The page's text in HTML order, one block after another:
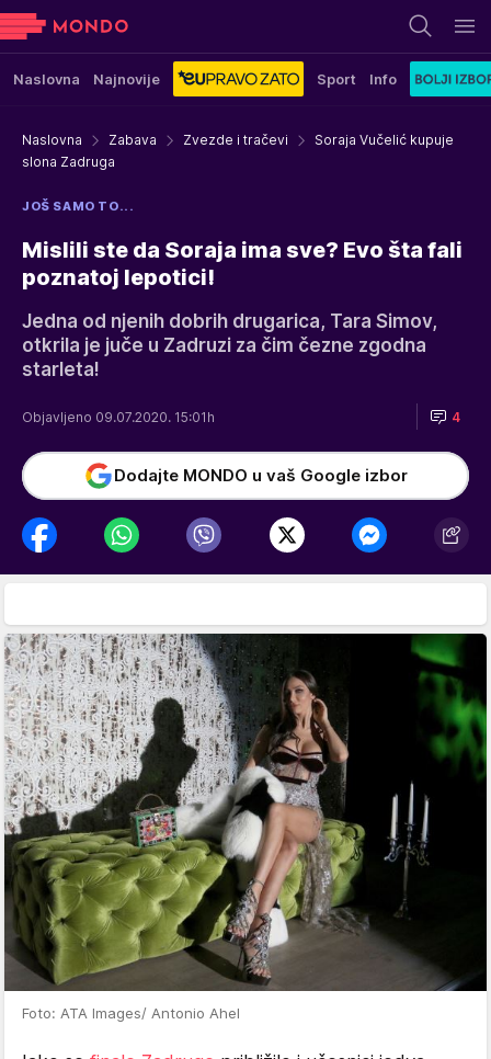
Naslovna Najnovije Sport Info
Naslovna Zabava Zvezde i tračevi
Soraja Vučelić kupuje
slona Zadruga
JOŠ SAMO TO...
Mislili ste da Soraja ima sve? Evo šta fali
poznatoj lepotici!
Jedna od njenih dobrih drugarica, Tara Simov,
otkrila je juče u Zadruzi za čim čezne zgodna
starleta!
Objavljeno 09.07.2020. 15:01h 4
Dodajte MONDO u vaš Google izbor
Foto: ATA Images/ Antonio Ahel